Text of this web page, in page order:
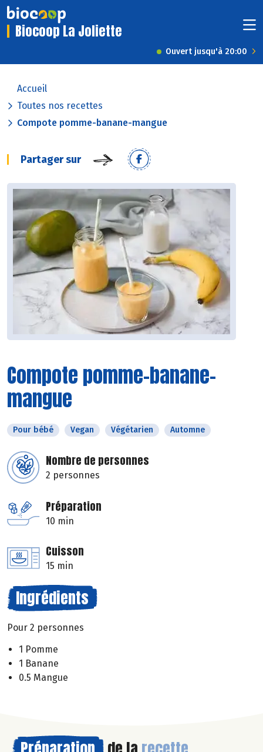
Biocoop La Joliette
Ouvert jusqu'à 20:00
Accueil
Toutes nos recettes
Compote pomme-banane-mangue
Partager sur
Compote pomme-banane-
mangue
Pour bébé Vegan Végétarien Automne
Nombre de personnes
2 personnes
Préparation
10 min
Cuisson
15 min
Ingrédients
Pour 2 personnes
1 Pomme
1 Banane
0.5 Mangue